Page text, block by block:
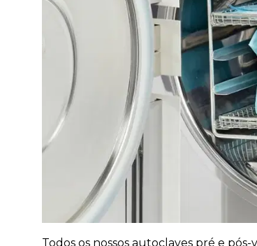
Todos os nossos autoclaves pré e